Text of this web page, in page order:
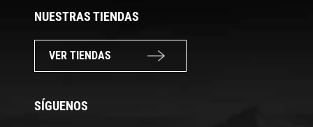
NUESTRAS TIENDAS
VER TIENDAS
SÍGUENOS